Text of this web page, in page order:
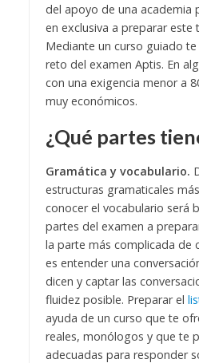
del apoyo de una academia
en exclusiva a preparar este
Mediante un curso guiado
reto del examen Aptis. En
con una exigencia menor a
muy económicos.
¿Qué partes
Gramática y vocabulario.
estructuras gramaticales
conocer el vocabulario será
partes del examen a
la parte más complicada de
es entender una
dicen y captar las
fluidez posible. Preparar el
ayuda de un curso que te
reales, monólogos y que te
adecuadas para responder